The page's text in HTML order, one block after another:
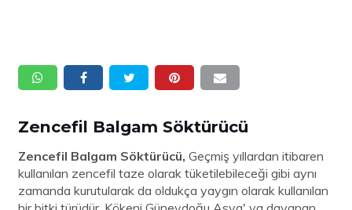
Zencefil Balgam Söktürücü
Zencefil Balgam Söktürücü, Geçmiş yıllardan itibaren
kullanılan zencefil taze olarak tüketilebileceği gibi aynı
zamanda kurutularak da oldukça yaygın olarak kullanılan